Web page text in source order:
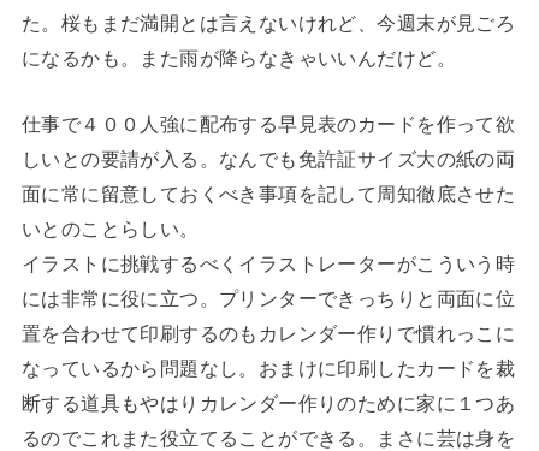
た。桜もまだ満開とは言えないけれど、今週末が見ごろ
になるかも。また雨が降らなきゃいいんだけど。
仕事で４００人強に配布する早見表のカードを作って欲
しいとの要請が入る。なんでも免許証サイズ大の紙の両
面に常に留意しておくべき事項を記して周知徹底させた
いとのことらしい。
イラストに挑戦するべくイラストレーターがこういう時
には非常に役に立つ。プリンターできっちりと両面に位
置を合わせて印刷するのもカレンダー作りで慣れっこに
なっているから問題なし。おまけに印刷したカードを裁
断する道具もやはりカレンダー作りのために家に１つあ
るのでこれまた役立てることができる。まさに芸は身を